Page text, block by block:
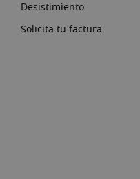
Desistimiento
Solicita tu factura